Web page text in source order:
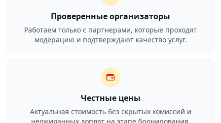
Проверенные организаторы
Работаем только с партнерами, которые проходят
модерацию и подтверждают качество услуг.
Честные цены
Актуальная стоимость без скрытых комиссий и